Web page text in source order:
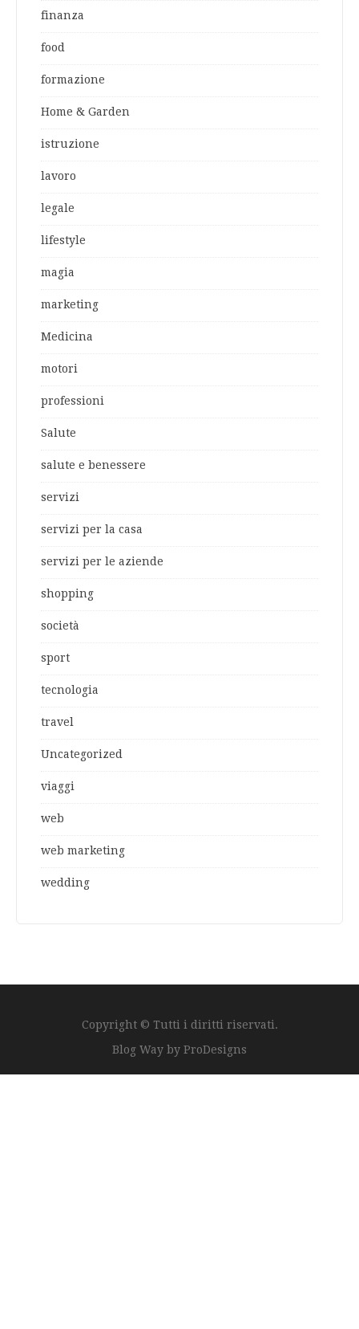
finanza
food
formazione
Home & Garden
istruzione
lavoro
legale
lifestyle
magia
marketing
Medicina
motori
professioni
Salute
salute e benessere
servizi
servizi per la casa
servizi per le aziende
shopping
società
sport
tecnologia
travel
Uncategorized
viaggi
web
web marketing
wedding
Copyright © Tutti i diritti riservati.
Blog Way by ProDesigns